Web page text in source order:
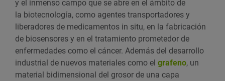
y el inmenso campo que se abre en el ámbito de
la biotecnología, como agentes transportadores y
liberadores de medicamentos in situ, en la fabricación
de biosensores y en el tratamiento prometedor de
enfermedades como el cáncer. Además del desarrollo
industrial de nuevos materiales como el grafeno, un
material bidimensional del grosor de una capa